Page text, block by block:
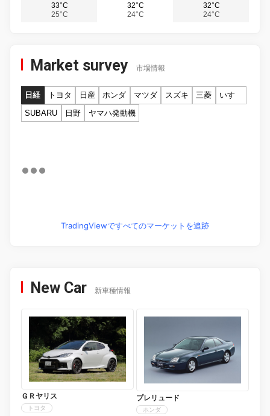
33°C
25°C
32°C
24°C
32°C
24°C
Market survey 市場情報
日経 トヨタ 日産 ホンダ マツダ スズキ 三菱
いすゞ
SUBARU
日野 ヤマハ発動機
TradingViewですべてのマーケットを追跡
New Car 新車種情報
ＧＲヤリス
トヨタ
プレリュード
ホンダ